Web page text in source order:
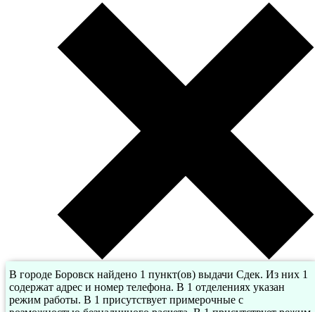
В городе Боровск найдено 1 пункт(ов) выдачи Сдек. Из них 1
содержат адрес и номер телефона. В 1 отделениях указан
режим работы. В 1 присутствует примерочные с